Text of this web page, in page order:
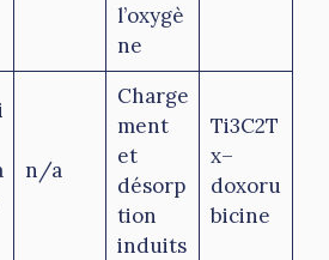
l’oxygè
ne
n/a
Charge
ment
et
désorp
tion
induits
Ti3C2T
x–
doxoru
bicine